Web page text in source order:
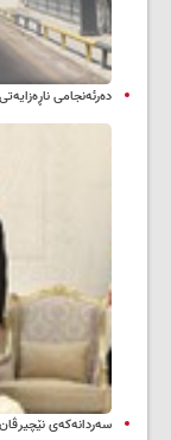
دەرئەنجامی
سه‌ردانه‌کەی